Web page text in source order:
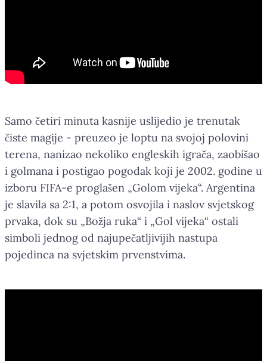
Samo četiri minuta kasnije uslijedio je trenutak
čiste magije - preuzeo je loptu na svojoj polovini
terena, nanizao nekoliko engleskih igrača, zaobišao
i golmana i postigao pogodak koji je 2002. godine u
izboru FIFA-e proglašen „Golom vijeka“. Argentina
je slavila sa 2:1, a potom osvojila i naslov svjetskog
prvaka, dok su „Božja ruka“ i „Gol vijeka“ ostali
simboli jednog od najupečatljivijih nastupa
pojedinca na svjetskim prvenstvima.